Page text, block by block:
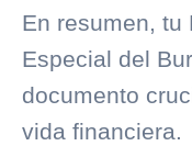
En resumen, tu
Especial del
documento
vida financiera.